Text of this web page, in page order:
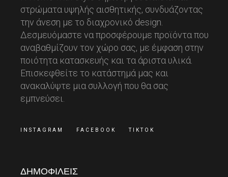
στρώματα υψηλής αισθητικής, συνδυάζοντας
την άνεση με το διαχρονικό design.
Δεσμευόμαστε να προσφέρουμε προϊόντα που
αναβαθμίζουν τον χώρο σας, με έμφαση στην
ποιότητα κατασκευής και τα άριστα υλικά.
Επισκεφθείτε το κατάστημά μας και
ανακαλύψτε μια συλλογή που θα σας
εμπνεύσει.
INSTAGRAM FACEBOOK TIKTOK
ΔΗΜΟΦΙΛΕΙΣ